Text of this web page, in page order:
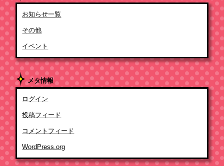
お知らせ一覧
その他
イベント
メタ情報
ログイン
投稿フィード
コメントフィード
WordPress.org